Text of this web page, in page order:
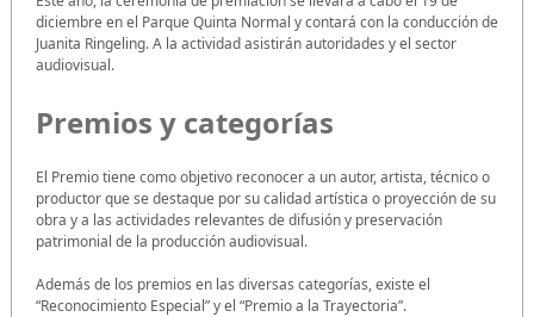
diciembre en el Parque Quinta Normal y contará con la conducción de
Juanita Ringeling. A la actividad asistirán autoridades y el sector
audiovisual.
Premios y categorías
El Premio tiene como objetivo reconocer a un autor, artista, técnico o
productor que se destaque por su calidad artística o proyección de su
obra y a las actividades relevantes de difusión y preservación
patrimonial de la producción audiovisual.
Además de los premios en las diversas categorías, existe el
“Reconocimiento Especial” y el “Premio a la Trayectoria”.